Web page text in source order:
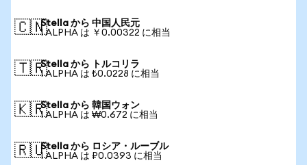
🇨🇳Stella から 中国人民元
1 ALPHA は ￥0.00322 に相当
🇹🇷Stella から トルコリラ
1 ALPHA は ₺0.0228 に相当
🇰🇷Stella から 韓国ウォン
1 ALPHA は ₩0.672 に相当
🇷🇺Stella から ロシア・ルーブル
1 ALPHA は ₽0.0393 に相当